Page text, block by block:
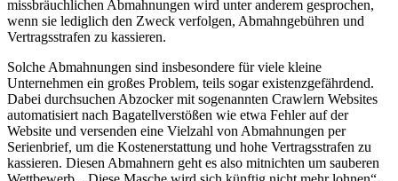
missbräuchlichen Abmahnungen wird unter anderem gesprochen,
wenn sie lediglich den Zweck verfolgen, Abmahngebühren und
Vertragsstrafen zu kassieren.
Solche Abmahnungen sind insbesondere für viele kleine
Unternehmen ein großes Problem, teils sogar existenzgefährdend.
Dabei durchsuchen Abzocker mit sogenannten Crawlern Websites
automatisiert nach Bagatellverstößen wie etwa Fehler auf der
Website und versenden eine Vielzahl von Abmahnungen per
Serienbrief, um die Kostenerstattung und hohe Vertragsstrafen zu
kassieren. Diesen Abmahnern geht es also mitnichten um sauberen